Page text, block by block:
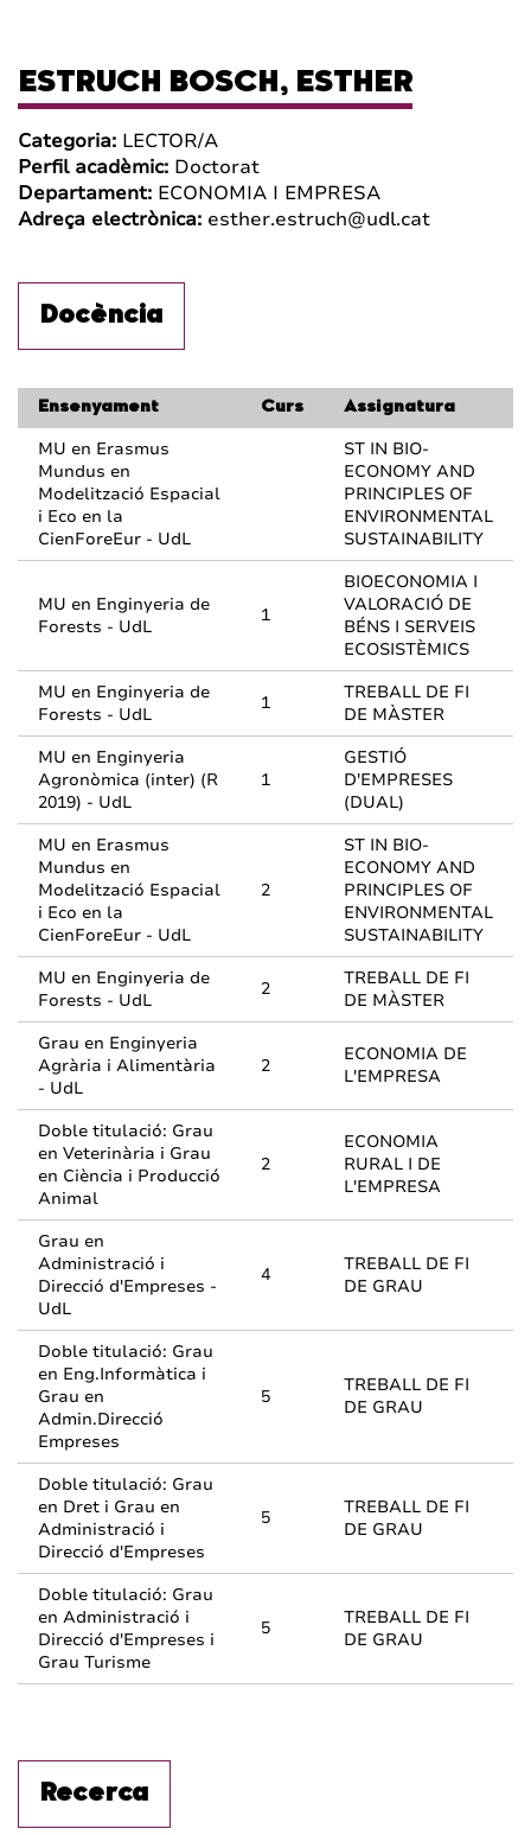
ESTRUCH BOSCH, ESTHER
Categoria: LECTOR/A
Perfil acadèmic: Doctorat
Departament: ECONOMIA I EMPRESA
Adreça electrònica: esther.estruch@udl.cat
Docència
Ensenyament Curs Assignatura
MU en Erasmus
Mundus en
Modelització Espacial
i Eco en la
CienForeEur - UdL
ST IN BIO-
ECONOMY AND
PRINCIPLES OF
ENVIRONMENTAL
SUSTAINABILITY
MU en Enginyeria de
Forests - UdL
1
BIOECONOMIA I
VALORACIÓ DE
BÉNS I SERVEIS
ECOSISTÈMICS
MU en Enginyeria de
Forests - UdL
1
TREBALL DE FI
DE MÀSTER
MU en Enginyeria
Agronòmica (inter) (R
2019) - UdL
1
GESTIÓ
D'EMPRESES
(DUAL)
MU en Erasmus
Mundus en
Modelització Espacial
i Eco en la
CienForeEur - UdL
2
ST IN BIO-
ECONOMY AND
PRINCIPLES OF
ENVIRONMENTAL
SUSTAINABILITY
MU en Enginyeria de
Forests - UdL
2
TREBALL DE FI
DE MÀSTER
Grau en Enginyeria
Agrària i Alimentària
- UdL
2
ECONOMIA DE
L'EMPRESA
Doble titulació: Grau
en Veterinària i Grau
en Ciència i Producció
Animal
2
ECONOMIA
RURAL I DE
L'EMPRESA
Grau en
Administració i
Direcció d'Empreses -
UdL
4
TREBALL DE FI
DE GRAU
Doble titulació: Grau
en Eng.Informàtica i
Grau en
Admin.Direcció
Empreses
5
TREBALL DE FI
DE GRAU
Doble titulació: Grau
en Dret i Grau en
Administració i
Direcció d'Empreses
5
TREBALL DE FI
DE GRAU
Doble titulació: Grau
en Administració i
Direcció d'Empreses i
Grau Turisme
5
TREBALL DE FI
DE GRAU
Recerca